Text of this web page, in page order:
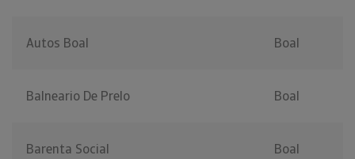
Autos Boal Boal
Balneario De Prelo Boal
Barenta Social Boal